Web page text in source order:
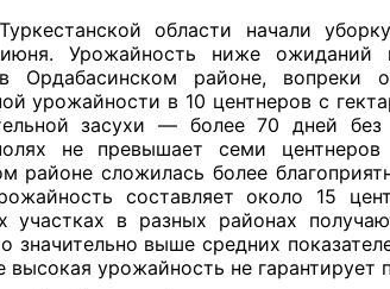
области начали
Урожайность ниже ожиданий
Ордабасинском районе, вопреки
урожайности в 10 центнеров с
засухи — более 70 дней
не превышает семи
районе сложилась более
составляет около 15
участках в разных районах
значительно выше средних
высокая урожайность не гарантирует